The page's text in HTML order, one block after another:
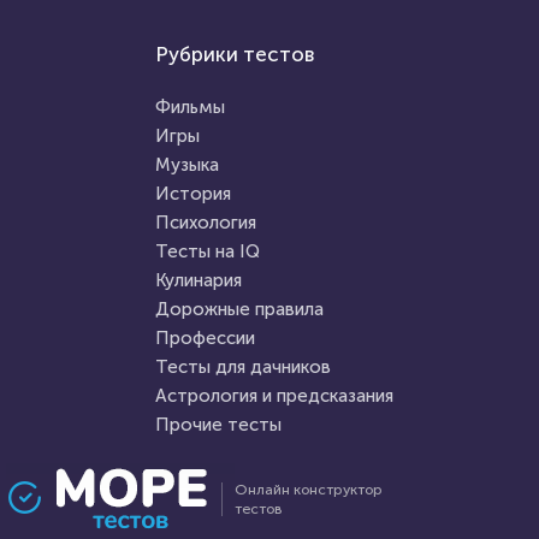
Пройти тест
2 января 2021 4879
Психология
Игра Mortal Kombat
21 апреля 2022
Проходили 314 раз
Онлайн конструктор
тестов
Рубрики тестов
Фильмы
Игры
Музыка
История
Психология
Тесты на IQ
Кулинария
Дорожные правила
Профессии
Тесты для дачников
Астрология и предсказания
Прочие тесты